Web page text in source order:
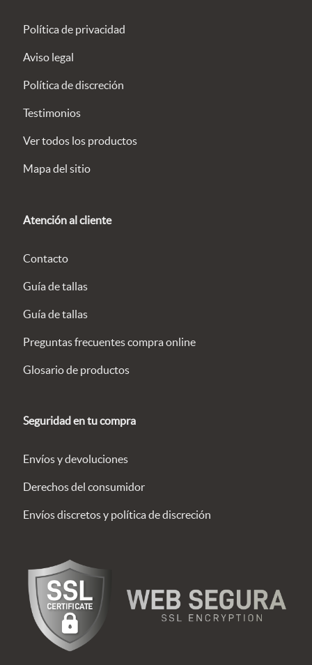
Política de privacidad
Aviso legal
Política de discreción
Testimonios
Ver todos los productos
Mapa del sitio
Atención al cliente
Contacto
Guía de tallas
Guía de tallas
Preguntas frecuentes compra online
Glosario de productos
Seguridad en tu compra
Envíos y devoluciones
Derechos del consumidor
Envíos discretos y política de discreción